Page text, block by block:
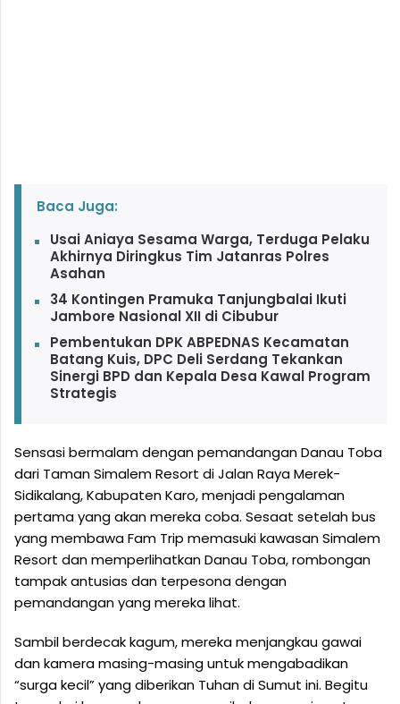
Baca Juga:
Usai Aniaya Sesama Warga, Terduga Pelaku
Akhirnya Diringkus Tim Jatanras Polres
Asahan
34 Kontingen Pramuka Tanjungbalai Ikuti
Jambore Nasional XII di Cibubur
Pembentukan DPK ABPEDNAS Kecamatan
Batang Kuis, DPC Deli Serdang Tekankan
Sinergi BPD dan Kepala Desa Kawal Program
Strategis
Sensasi bermalam dengan pemandangan Danau Toba
dari Taman Simalem Resort di Jalan Raya Merek-
Sidikalang, Kabupaten Karo, menjadi pengalaman
pertama yang akan mereka coba. Sesaat setelah bus
yang membawa Fam Trip memasuki kawasan Simalem
Resort dan memperlihatkan Danau Toba, rombongan
tampak antusias dan terpesona dengan
pemandangan yang mereka lihat.
Sambil berdecak kagum, mereka menjangkau gawai
dan kamera masing-masing untuk mengabadikan
“surga kecil” yang diberikan Tuhan di Sumut ini. Begitu